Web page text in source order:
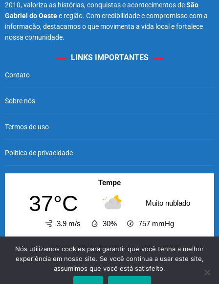
2010, valoriza as histórias, conquistas e acontecimentos deSão
Gabriel do Oestee região. Com credibilidade e compromisso com a
informação, destacamos o que movimenta a vida local e fortalece
nossa comunidade.
LINKS IMPORTANTES
Contato
Sobre nós
Termos de uso
Política de privacidade
Tempe
37°C Muito nublado
3.9 m/s 30% 757 mmHg
36°C 36°C 35°C 35°C
Nós utilizamos cookies para garantir que você tenha a melhor
experiência em nosso site. Se você continua a usar este site,
assumimos que você está satisfeito.